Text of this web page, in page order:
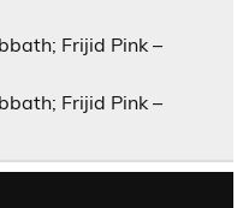
Frijid Pink –
Frijid Pink –